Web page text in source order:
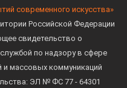
современного искусства»
Российской Федерации
свидетельство о
по надзору в сфере
и массовых коммуникаций
ЭЛ № ФС 77 - 64301